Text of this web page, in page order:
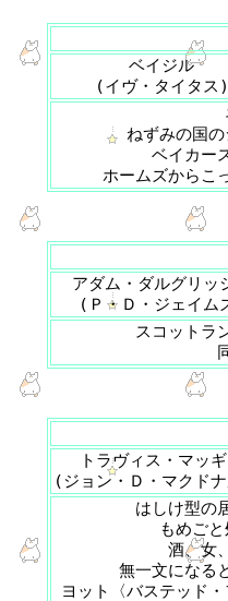
ベイジル
(イヴ・タイタス)
ねずみの国
ベイカー
ホームズからこ
アダム・ダルグリッ
(Ｐ・Ｄ・ジェイム
スコットラ
トラヴィス・マッ
(ジョン・Ｄ・マクド
はしけ型の
もめご
酒、女
無一文になる
ヨット〈バステッド